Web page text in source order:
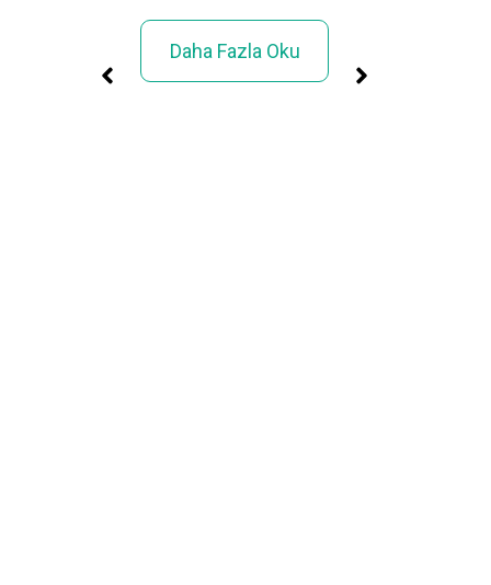
Daha Fazla Oku